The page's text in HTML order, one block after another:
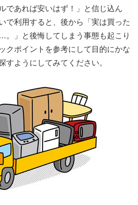
であれば安いはず！」と信じ込ん
で利用すると、後から「実は買った
。」と後悔してしまう事態も起こり
クポイントを参考にして目的にかな
すようにしてみてください。